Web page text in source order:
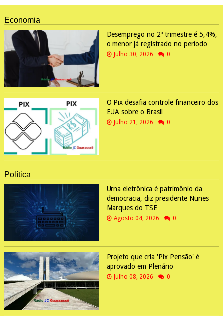
Economia
Desemprego no 2º trimestre é 5,4%,
o menor já registrado no período
Julho 30, 2026 0
O Pix desafia controle financeiro dos
EUA sobre o Brasil
Julho 21, 2026 0
Política
Urna eletrônica é patrimônio da
democracia, diz presidente Nunes
Marques do TSE
Agosto 04, 2026 0
Projeto que cria 'Pix Pensão' é
aprovado em Plenário
Julho 08, 2026 0